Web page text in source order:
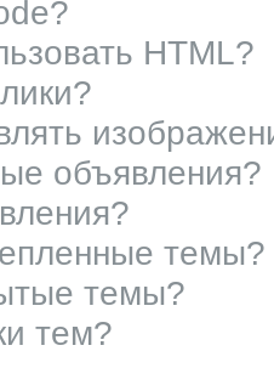
HTML?
объявления?
темы?
темы?
тем?